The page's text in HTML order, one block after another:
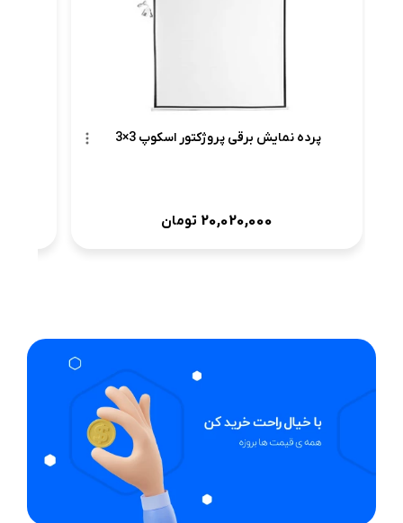
پرده نمایش برقی پروژکتور اسکوپ 3×3
20,020,000 تومان